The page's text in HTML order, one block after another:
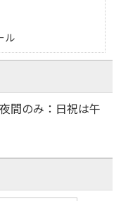
ル
間のみ：日祝は午